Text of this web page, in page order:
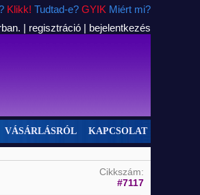
| regisztráció | bejelentkezés
Klikk! Tudtad-e? GYIK Miért mi?
VÁSÁRLÁSRÓL KAPCSOLAT
Cikkszám:
#7117